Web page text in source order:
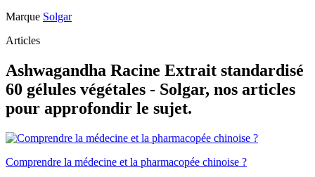
Marque Solgar
Articles
Ashwagandha Racine Extrait standardisé
60 gélules végétales - Solgar, nos articles
pour approfondir le sujet.
Comprendre la médecine et la pharmacopée chinoise ?